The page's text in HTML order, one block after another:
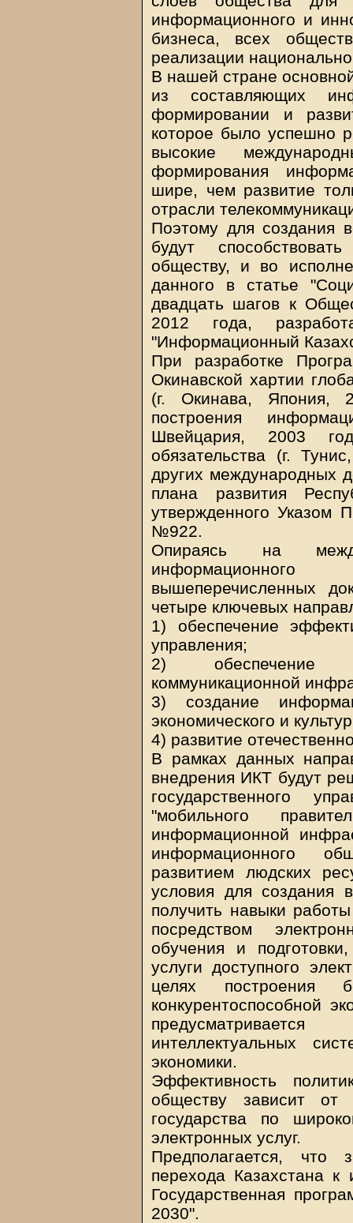
информационного и
бизнеса, всех
реализации
В нашей стране
из составляющих
формировании и
которое было успешно
высокие
формирования
шире, чем развитие
отрасли
Поэтому для создания
будут
обществу, и во
данного в статье
двадцать шагов к
2012 года,
"Информационный
При разработке
Окинавской хартии
(г. Окинава, Япония,
построения
Швейцария, 2003
обязательства (г.
других международных
плана развития
утвержденного Указом
№922.
Опираясь на
вышеперечисленных
четыре ключевых
1) обеспечение
управления;
2) обеспечение
коммуникационной
3) создание
экономического и
4) развитие
В рамках данных
внедрения ИКТ будут
государственного
"мобильного
информационной
информационного
развитием людских
условия для создания
получить навыки
посредством
обучения и
услуги доступного
целях построения
конкурентоспособной
интеллектуальных
экономики.
Эффективность
обществу зависит от
государства по
электронных услуг.
Предполагается, что
перехода Казахстана
Государственная
2030".